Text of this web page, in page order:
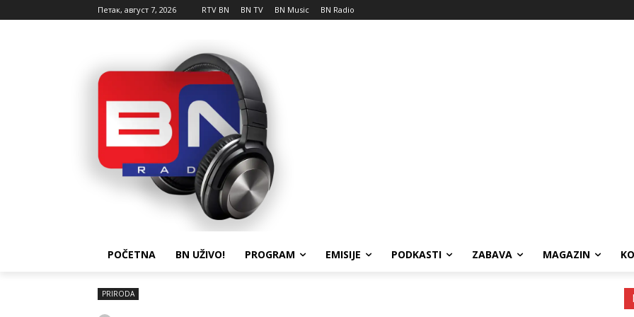
Петак, август 7, 2026 RTV BN BN TV BN Music BN Radio
POČETNA BN UŽIVO! PROGRAM EMISIJE PODKASTI ZABAVA MAGAZIN
PRIRODA